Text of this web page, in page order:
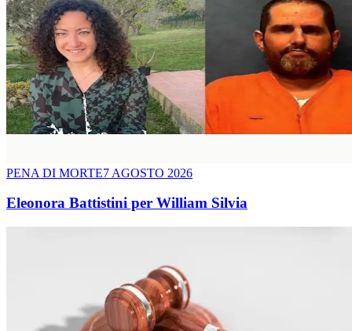
PENA DI MORTE7 AGOSTO 2026
Eleonora Battistini per William Silvia